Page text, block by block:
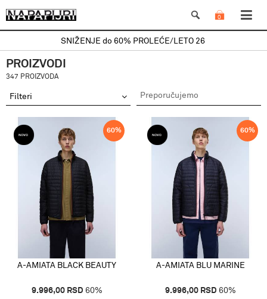
0
SNIŽENJE do 60% PROLEĆE/LETO 26
Filteri
PROIZVODI
347 PROIZVODA
60%
A-AMIATA BLACK BEAUTY
9.996,00 RSD 60%
60%
A-AMIATA BLU MARINE
9.996,00 RSD 60%